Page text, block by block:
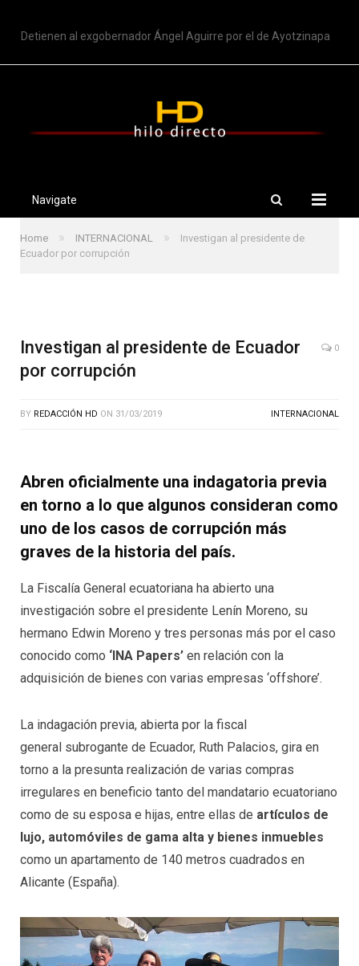
Detienen al exgobernador Ángel Aguirre por el de Ayotzinapa
Navigate
Home » INTERNACIONAL »
Investigan al presidente de
Ecuador por corrupción
Investigan al presidente de Ecuador
por corrupción
0
BY REDACCIÓN HD ON 31/03/2019 INTERNACIONAL
Abren oficialmente una indagatoria previa
en torno a lo que algunos consideran como
uno de los casos de corrupción más
graves de la historia del país.
La Fiscalía General ecuatoriana ha abierto una
investigación sobre el presidente Lenín Moreno, su
hermano Edwin Moreno y tres personas más por el caso
conocido como ‘INA Papers’ en relación con la
adquisición de bienes con varias empresas ‘offshore’.
La indagación previa, abierta por la fiscal
general subrogante de Ecuador, Ruth Palacios, gira en
torno a la presunta realización de varias compras
irregulares en beneficio tanto del mandatario ecuatoriano
como de su esposa e hijas, entre ellas de artículos de
lujo, automóviles de gama alta y bienes inmuebles
como un apartamento de 140 metros cuadrados en
Alicante (España).